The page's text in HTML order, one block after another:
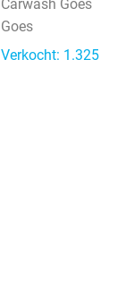
Carwash Goes
Goes
Verkocht: 1.325